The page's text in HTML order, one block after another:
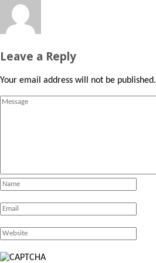
Leave a Reply
Your email address will not be published.